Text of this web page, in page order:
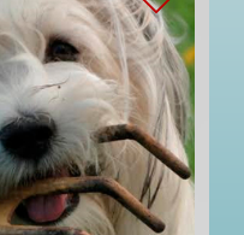
MEGET